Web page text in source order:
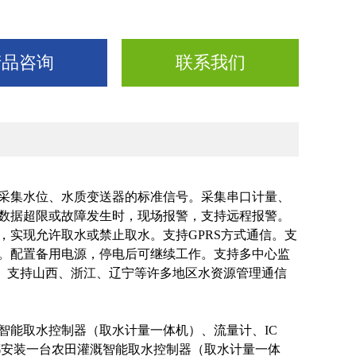
咨询 联系我们
集水位、水质变送器的标准信号。 采集串口计量、
据超限或故障发生时，现场报警，支持远程报警。
实现允许取水或禁止取水。 支持GPRS方式通信。 支
配置备用电源，停电后可继续工作。 支持多中心监
支持山西、浙江、辽宁等许多地区水资源管理通信
能取水控制器（取水计量一体机）、流量计、IC
装一台农田灌溉智能取水控制器（取水计量一体